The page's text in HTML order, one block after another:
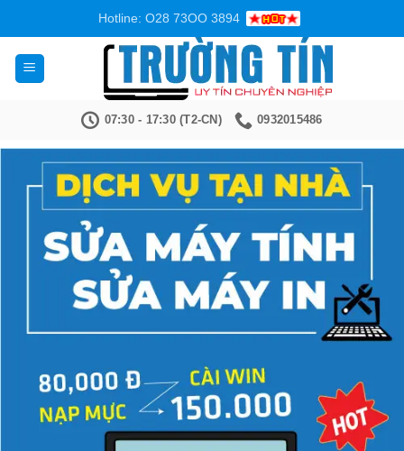
nội
dung
Hotline: O28 73OO 3894
07:30 - 17:30 (T2-CN) 0932015486